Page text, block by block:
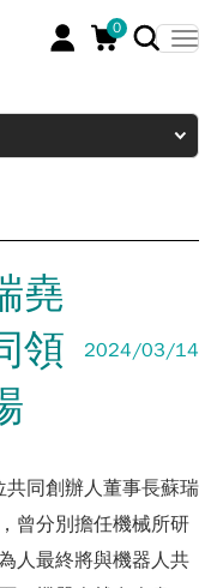
0
堯
領
2024/03/14
同創辦人董事長蘇瑞
曾分別擔任機械所研
人最終將與機器人共